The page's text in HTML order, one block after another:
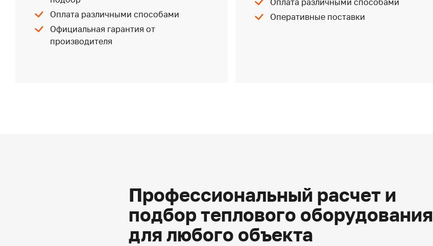
Оплата различными способами
Официальная гарантия от
производителя
Оперативные поставки
Профессиональный расчет и
подбор теплового оборудования
для любого объекта